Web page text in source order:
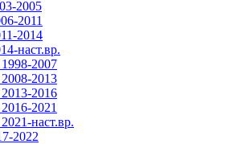
2005
2011
2014
наст.вр.
2007
2013
2016
2021
наст.вр.
2022